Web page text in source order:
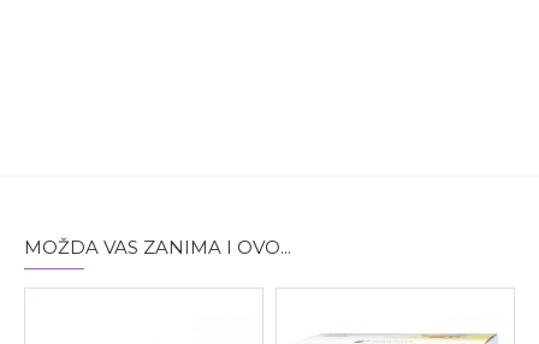
MOŽDA VAS ZANIMA I OVO...